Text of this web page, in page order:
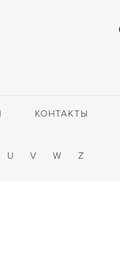
КОНТАКТЫ
U V W Z